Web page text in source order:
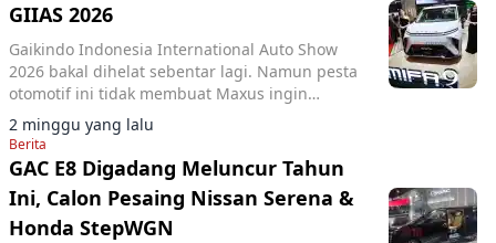
GIIAS 2026
Gaikindo Indonesia International Auto Show
2026 bakal dihelat sebentar lagi. Namun pesta
otomotif ini tidak membuat Maxus ingin
memperkenalkan model terbarunya.
2 minggu yang lalu
Berita
GAC E8 Digadang Meluncur Tahun
Ini, Calon Pesaing Nissan Serena &
Honda StepWGN